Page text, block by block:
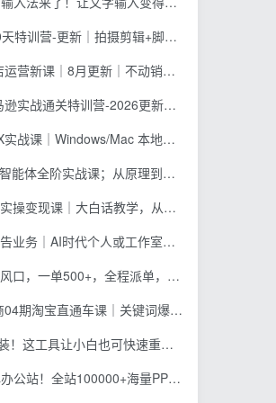
｜拍摄剪辑+脚本文案+引流成交，打爆本地流量提升门店业绩实操教学
｜不动销起店+商品卡爆发｜达人玩法+店群批量复制｜轻松玩转抖音小店全域流量
营-2026更新，多维选品+渐进式打法+AI应用，从0到1打造盈利店铺
本地部署｜API 对接调通｜Skill 自制｜漫剧剪辑｜网站 VR 项目｜AI项目落地全教程
课；从原理到实操全程手把手，无需编程基础也能搭建自动运行的智能体
话教学，从短剧漫剧到动画制作，零基础也能掌握爆款内容创作与变现全流程
务｜AI时代个人或工作室新赛道
，一单500+，全程派单，0门槛直接干
车课｜关键词爆打矩阵，多计划低出价，新品爆款差异化投放实操教学
也可快速重装 Windows，支持无人值守配置，数据无忧 CmzPrep_Rev2
海量PPT素材免费下载，每日更新，分类清晰，免注册登录下载 爱PPT网